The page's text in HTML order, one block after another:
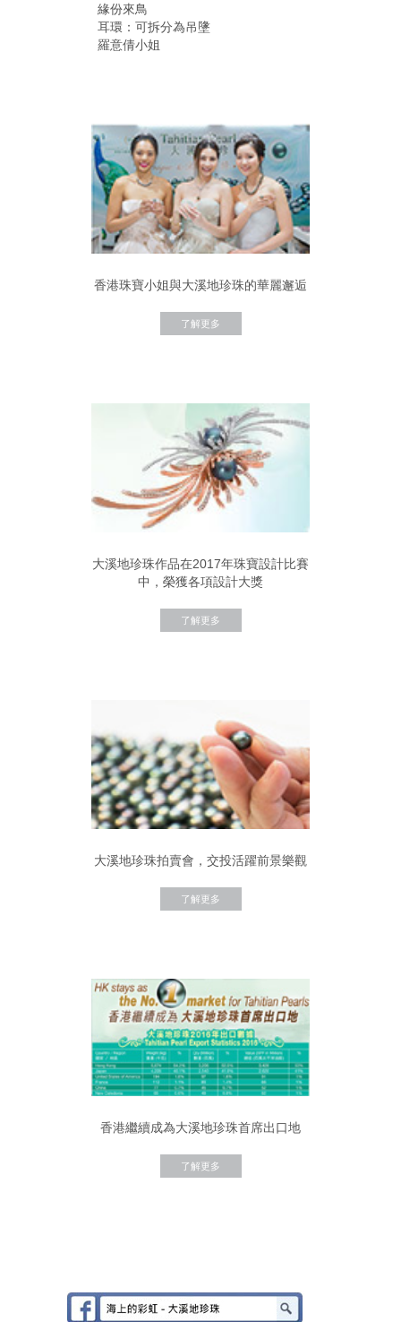
緣份來鳥
耳環：可拆分為吊墬
羅意倩小姐
香港珠寶小姐與大溪地珍珠的華麗邂逅
了解更多
大溪地珍珠作品在2017年珠寶設計比賽
中，榮獲各項設計大獎
了解更多
大溪地珍珠拍賣會，交投活躍前景樂觀
了解更多
香港繼續成為大溪地珍珠首席出口地
了解更多